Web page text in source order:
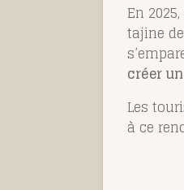
En
tajine
créer
Les
à ce